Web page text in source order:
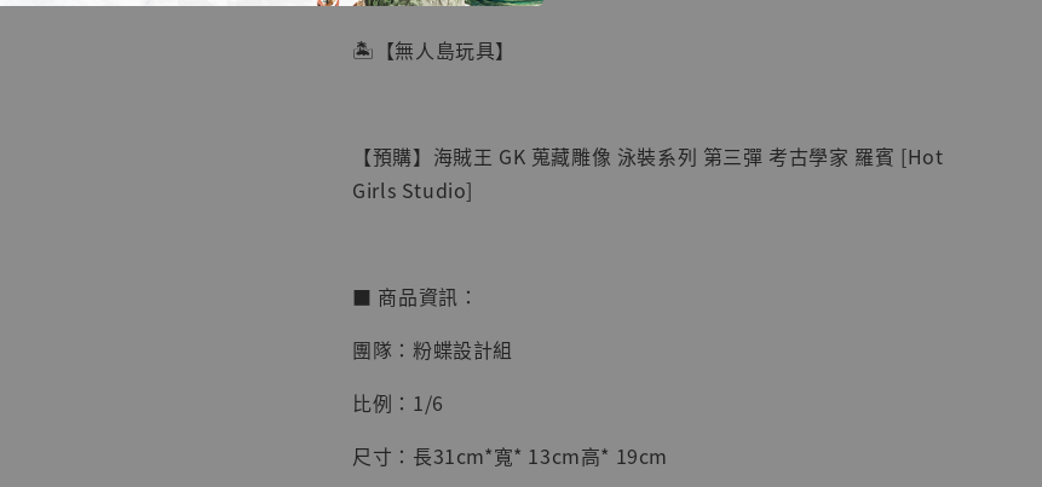
【店內現貨】七龍珠
系列蒐藏雕像 悟空
NT$ 4,280
NT$ 5,580
- +
🏝【無人島玩具】
【預購】海賊王 GK 蒐藏雕像 泳裝系列 第三彈 考古學家 羅賓 [Hot
Girls Studio]
■ 商品資訊：
團隊：粉蝶設計組
比例：1/6
尺寸：長31cm*寬* 13cm高* 19cm